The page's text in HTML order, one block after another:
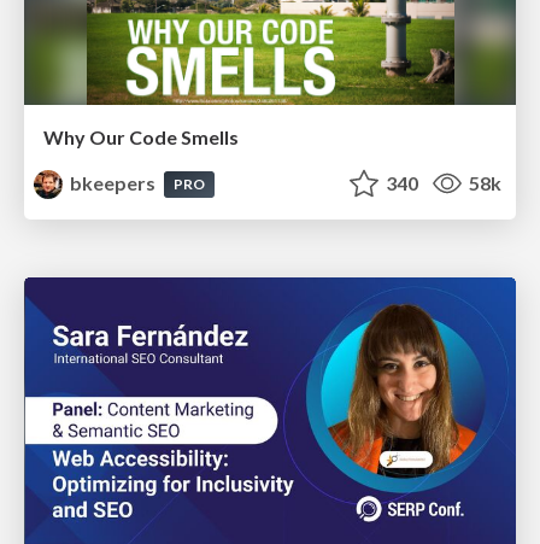
Why Our Code Smells
bkeepers
PRO 340 58k